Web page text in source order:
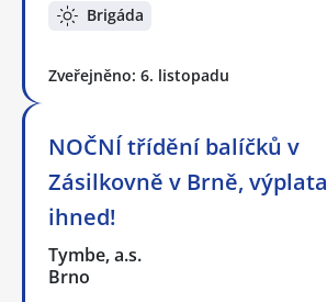
Brigáda
Zveřejněno: 6. listopadu
NOČNÍ třídění balíčků v
Zásilkovně v Brně, výplata
ihned!
Tymbe, a.s.
Brno